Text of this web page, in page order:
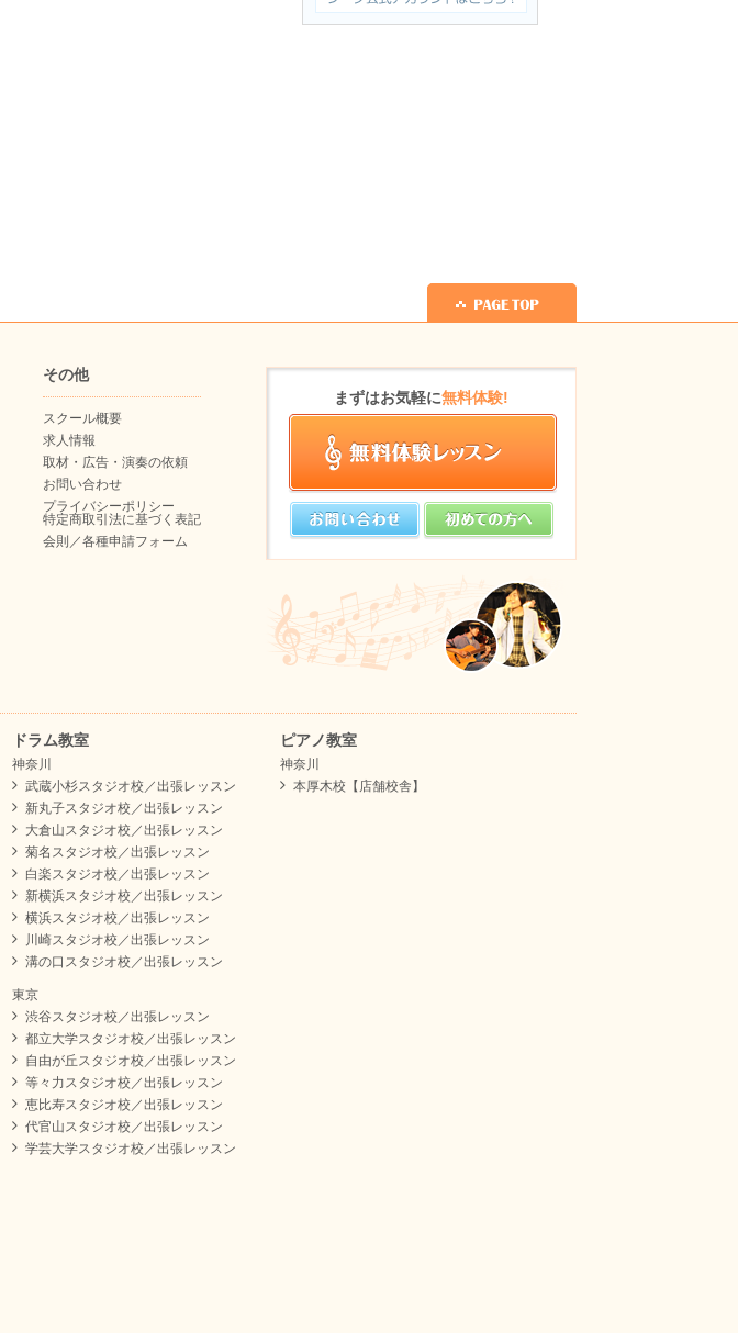
その他
スクール概要
求人情報
取材・広告・演奏の依頼
お問い合わせ
プライバシーポリシー
特定商取引法に基づく表記
会則／各種申請フォーム
まずはお気軽に無料体験!
ドラム教室
神奈川
武蔵小杉スタジオ校／出張レッスン
新丸子スタジオ校／出張レッスン
大倉山スタジオ校／出張レッスン
菊名スタジオ校／出張レッスン
白楽スタジオ校／出張レッスン
新横浜スタジオ校／出張レッスン
横浜スタジオ校／出張レッスン
川崎スタジオ校／出張レッスン
溝の口スタジオ校／出張レッスン
東京
渋谷スタジオ校／出張レッスン
都立大学スタジオ校／出張レッスン
自由が丘スタジオ校／出張レッスン
等々力スタジオ校／出張レッスン
恵比寿スタジオ校／出張レッスン
代官山スタジオ校／出張レッスン
学芸大学スタジオ校／出張レッスン
ピアノ教室
神奈川
本厚木校【店舗校舎】